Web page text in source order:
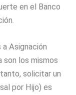
en el Banco
Asignación
son los mismos
solicitar un
por Hijo) es